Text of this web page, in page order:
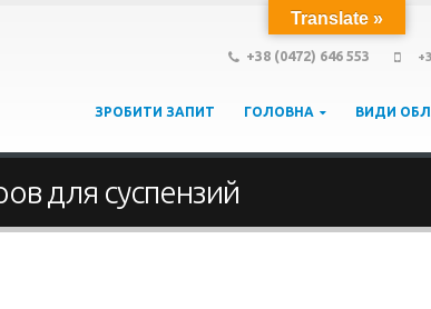
+38 (0472) 646 553
ЗРОБИТИ ЗАПИТ ГОЛОВНА ВИДИ
для суспензий
Translate »